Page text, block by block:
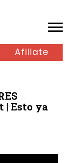
Afiliate
| Esto ya